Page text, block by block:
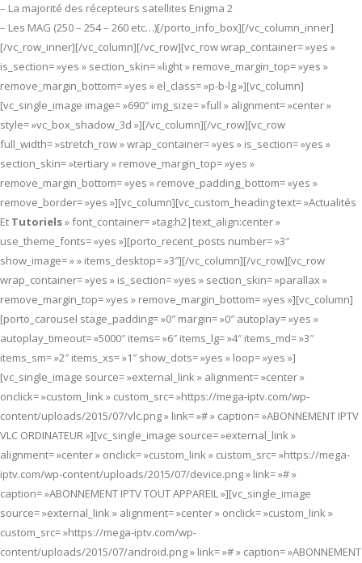
– La majorité des récepteurs satellites Enigma 2
– Les MAG (250 – 254 – 260 etc…)[/porto_info_box][/vc_column_inner]
[/vc_row_inner][/vc_column][/vc_row][vc_row wrap_container= »yes »
is_section= »yes » section_skin= »light » remove_margin_top= »yes »
remove_margin_bottom= »yes » el_class= »p-b-lg »][vc_column]
[vc_single_image image= »690″ img_size= »full » alignment= »center »
style= »vc_box_shadow_3d »][/vc_column][/vc_row][vc_row
full_width= »stretch_row » wrap_container= »yes » is_section= »yes »
section_skin= »tertiary » remove_margin_top= »yes »
remove_margin_bottom= »yes » remove_padding_bottom= »yes »
remove_border= »yes »][vc_column][vc_custom_heading text= »Actualités
Et Tutoriels» font_container= »tag:h2|text_align:center »
use_theme_fonts= »yes »][porto_recent_posts number= »3″
show_image= » » items_desktop= »3″][/vc_column][/vc_row][vc_row
wrap_container= »yes » is_section= »yes » section_skin= »parallax »
remove_margin_top= »yes » remove_margin_bottom= »yes »][vc_column]
[porto_carousel stage_padding= »0″ margin= »0″ autoplay= »yes »
autoplay_timeout= »5000″ items= »6″ items_lg= »4″ items_md= »3″
items_sm= »2″ items_xs= »1″ show_dots= »yes » loop= »yes »]
[vc_single_image source= »external_link » alignment= »center »
onclick= »custom_link » custom_src= »https://mega-iptv.com/wp-
content/uploads/2015/07/vlc.png » link= »# » caption= »ABONNEMENT IPTV
VLC ORDINATEUR »][vc_single_image source= »external_link »
alignment= »center » onclick= »custom_link » custom_src= »https://mega-
iptv.com/wp-content/uploads/2015/07/device.png » link= »# »
caption= »ABONNEMENT IPTV TOUT APPAREIL »][vc_single_image
source= »external_link » alignment= »center » onclick= »custom_link »
custom_src= »https://mega-iptv.com/wp-
content/uploads/2015/07/android.png » link= »# » caption= »ABONNEMENT